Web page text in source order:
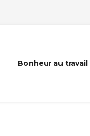
Bonheur au travail